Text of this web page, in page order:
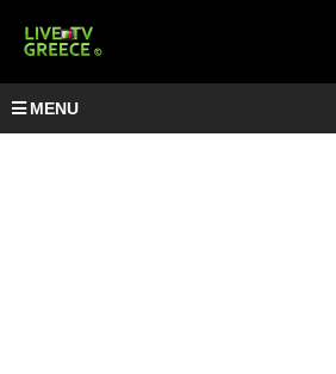
MENU